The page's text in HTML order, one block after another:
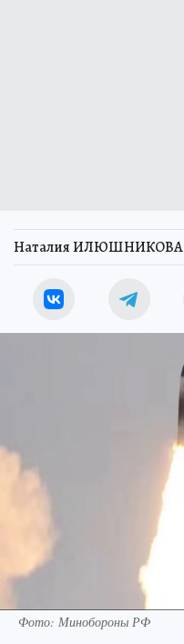
Наталия ИЛЮШНИКОВА
Фото: Минобороны РФ